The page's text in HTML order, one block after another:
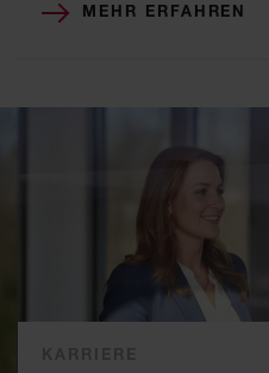
MEHR ERFAHREN